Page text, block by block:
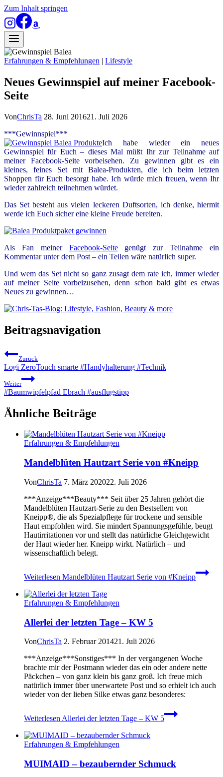
Zum Inhalt springen
Erfahrungen & Empfehlungen | Lifestyle
Neues Gewinnspiel auf meiner Facebook-
Seite
VonChrisTa 28. Juni 201621. Juli 2026
***Gewinnspiel***
Ich habe wieder ein neues
Gewinnspiel für Euch – dieses Mal müßt Ihr zur Teilnahme auf
meiner Facebook-Seite vorbeisehen. Zu gewinnen gibt es ein
kleines, feines Set mit Balea-Produkten, die ich beim letzten
Shoppen für Euch besorgt habe. Ich würde mich freuen, wenn Ihr
wieder zahlreich teilnehmen würdet.
Das Set besteht aus vielen leckeren Duftsorten, ich denke, hiermit
werde ich Euch sicher eine kleine Freude bereiten.
Als Fan meiner Facebook-Seitegenügt zur Teilnahme ein
Kommentar unter dem Post – ein Teilen wäre natürlich super.
Und wem das Set nicht so ganz zusagt dem rate ich, immer wieder
auf meiner Seite vorbeizusehen, denn schon bald gibt es etwas
Neues zu gewinnen…
Beitragsnavigation
Zurück
Logi ZeroTouch smarte #Handyhalterung #Technik
Weiter
#Baumwipfelpfad Ebrach #ausflugstipp
Ähnliche Beiträge
Erfahrungen & Empfehlungen
Mandelblüten Hautzart Serie von #Kneipp
VonChrisTa 7. März 202022. Juli 2026
***Anzeige***Beauty*** Seit über 25 Jahren gehört die
Mandelblüten Hautzart-Serie zu den Bestsellern von
Kneipp®, die als Spezialpflege für trockene und sensible
Haut empfohlen wird. Sie mindert Spannungsgefühle, beugt
Hautirritationen vor und stellt das natürliche Gleichgewicht
der Haut wieder her. Kneipp wirkt. Natürlich – und
wissenschaftlich belegt.
Weiterlesen Mandelblüten Hautzart Serie von #Kneipp
Erfahrungen & Empfehlungen
Allerlei der letzten Tage – KW 5
VonChrisTa 2. Februar 201421. Juli 2026
***Anzeige***Sonstiges*** In der vergangenen Woche
brachte mir der Postmann wieder das ein oder andere nette
Päckchen – von ganz klein bis ganz groß. Ich freue mich
natürlich immer über unerwartete Post und so erhielt ich auch
wieder von der lieben Silke etwas ganz besonderes:
Weiterlesen Allerlei der letzten Tage – KW 5
Erfahrungen & Empfehlungen
MUIMAID – bezaubernder Schmuck